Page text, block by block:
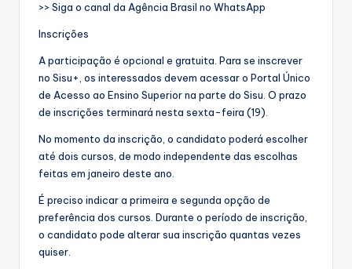
>> Siga o canal da Agência Brasil no WhatsApp
Inscrições
A participação é opcional e gratuita. Para se inscrever
no Sisu+, os interessados devem acessar o Portal Único
de Acesso ao Ensino Superior na parte do Sisu. O prazo
de inscrições terminará nesta sexta-feira (19).
No momento da inscrição, o candidato poderá escolher
até dois cursos, de modo independente das escolhas
feitas em janeiro deste ano.
É preciso indicar a primeira e segunda opção de
preferência dos cursos. Durante o período de inscrição,
o candidato pode alterar sua inscrição quantas vezes
quiser.